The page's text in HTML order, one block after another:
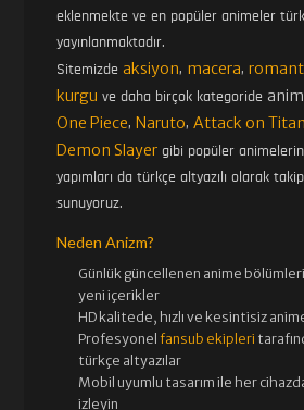
eklenmekte ve en popüler animeler
yayınlanmaktadır.
Sitemizdeaksiyon, macera,
kurgu ve daha birçok kategoride
One Piece, Naruto,Attack on
Demon Slayer gibi popüler
yapımları da türkçe altyazılı olarak
sunuyoruz.
Neden Anizm?
Günlük güncellenen anime
yeni içerikler
HD kalitede, hızlı ve kesintisiz
Profesyonelfansub ekipleri
türkçe altyazılar
Mobil uyumlu tasarım ile her
izleyin